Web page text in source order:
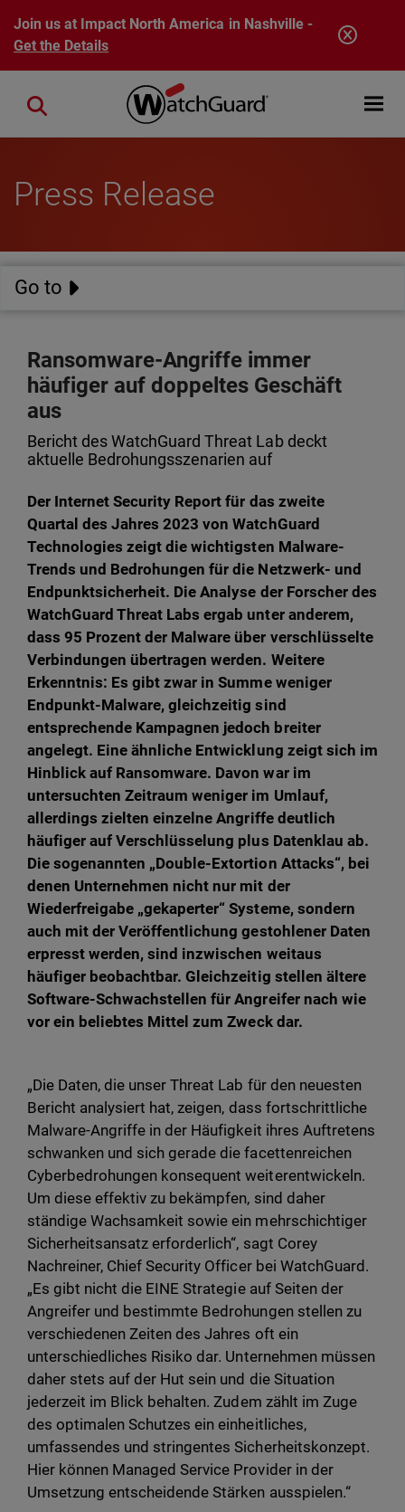
Skip to main content
Join us at Impact North America in Nashville -
Get the Details
Open
Close search
Press Release
Go to
Ransomware-Angriffe immer
häufiger auf doppeltes Geschäft
aus
Bericht des WatchGuard Threat Lab deckt
aktuelle Bedrohungsszenarien auf
Der Internet Security Report für das zweite
Quartal des Jahres 2023 von WatchGuard
Technologies zeigt die wichtigsten Malware-
Trends und Bedrohungen für die Netzwerk- und
Endpunktsicherheit. Die Analyse der Forscher des
WatchGuard Threat Labs ergab unter anderem,
dass 95 Prozent der Malware über verschlüsselte
Verbindungen übertragen werden. Weitere
Erkenntnis: Es gibt zwar in Summe weniger
Endpunkt-Malware, gleichzeitig sind
entsprechende Kampagnen jedoch breiter
angelegt. Eine ähnliche Entwicklung zeigt sich im
Hinblick auf Ransomware. Davon war im
untersuchten Zeitraum weniger im Umlauf,
allerdings zielten einzelne Angriffe deutlich
häufiger auf Verschlüsselung plus Datenklau ab.
Die sogenannten „Double-Extortion Attacks“, bei
denen Unternehmen nicht nur mit der
Wiederfreigabe „gekaperter“ Systeme, sondern
auch mit der Veröffentlichung gestohlener Daten
erpresst werden, sind inzwischen weitaus
häufiger beobachtbar. Gleichzeitig stellen ältere
Software-Schwachstellen für Angreifer nach wie
vor ein beliebtes Mittel zum Zweck dar.
„Die Daten, die unser Threat Lab für den neuesten
Bericht analysiert hat, zeigen, dass fortschrittliche
Malware-Angriffe in der Häufigkeit ihres Auftretens
schwanken und sich gerade die facettenreichen
Cyberbedrohungen konsequent weiterentwickeln.
Um diese effektiv zu bekämpfen, sind daher
ständige Wachsamkeit sowie ein mehrschichtiger
Sicherheitsansatz erforderlich“, sagt Corey
Nachreiner, Chief Security Officer bei WatchGuard.
„Es gibt nicht die EINE Strategie auf Seiten der
Angreifer und bestimmte Bedrohungen stellen zu
verschiedenen Zeiten des Jahres oft ein
unterschiedliches Risiko dar. Unternehmen müssen
daher stets auf der Hut sein und die Situation
jederzeit im Blick behalten. Zudem zählt im Zuge
des optimalen Schutzes ein einheitliches,
umfassendes und stringentes Sicherheitskonzept.
Hier können Managed Service Provider in der
Umsetzung entscheidende Stärken ausspielen.“